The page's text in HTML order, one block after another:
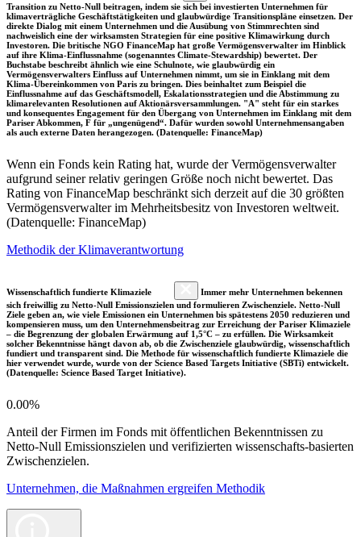
Transition zu Netto-Null beitragen, indem sie sich bei investierten Unternehmen für
klimaverträgliche Geschäftstätigkeiten und glaubwürdige Transitionspläne einsetzen. Der
direkte Dialog mit einem Unternehmen und die Ausübung von Stimmrechten sind
nachweislich eine der wirksamsten Strategien für eine positive Klimawirkung durch
Investoren. Die britische NGO FinanceMap hat große Vermögensverwalter im Hinblick
auf ihre Klima-Einflussnahme (sogenanntes Climate-Stewardship) bewertet. Der
Buchstabe beschreibt ähnlich wie eine Schulnote, wie glaubwürdig ein
Vermögensverwalters Einfluss auf Unternehmen nimmt, um sie in Einklang mit dem
Klima-Übereinkommen von Paris zu bringen. Dies beinhaltet zum Beispiel die
Einflussnahme auf das Geschäftsmodell, Eskalationsstrategien und die Abstimmung zu
klimarelevanten Resolutionen auf Aktionärsversammlungen. "A" steht für ein starkes
und konsequentes Engagement für den Übergang von Unternehmen im Einklang mit dem
Pariser Abkommen, F für „ungenügend“. Dafür wurden sowohl Unternehmensangaben
als auch externe Daten herangezogen. (Datenquelle: FinanceMap)
Wenn ein Fonds kein Rating hat, wurde der Vermögensverwalter
aufgrund seiner relativ geringen Größe noch nicht bewertet. Das
Rating von FinanceMap beschränkt sich derzeit auf die 30 größten
Vermögensverwalter im Mehrheitsbesitz von Investoren weltweit.
(Datenquelle: FinanceMap)
Methodik der Klimaverantwortung
Wissenschaftlich fundierte Klimaziele
Immer mehr Unternehmen bekennen
sich freiwillig zu Netto-Null Emissionszielen und formulieren Zwischenziele. Netto-Null
Ziele geben an, wie viele Emissionen ein Unternehmen bis spätestens 2050 reduzieren und
kompensieren muss, um den Unternehmensbeitrag zur Erreichung der Pariser Klimaziele
– die Begrenzung der globalen Erwärmung auf 1,5°C – zu erfüllen. Die Wirksamkeit
solcher Bekenntnisse hängt davon ab, ob die Zwischenziele glaubwürdig, wissenschaftlich
fundiert und transparent sind. Die Methode für wissenschaftlich fundierte Klimaziele die
hier verwendet wurde, wurde von der Science Based Targets Initiative (SBTi) entwickelt.
(Datenquelle: Science Based Target Initiative).
0.00%
Anteil der Firmen im Fonds mit öffentlichen Bekenntnissen zu
Netto-Null Emissionszielen und verifizierten wissenschafts-basierten
Zwischenzielen.
Unternehmen, die Maßnahmen ergreifen Methodik